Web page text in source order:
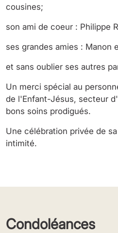
cousines;
son ami de coeur : Philippe
ses grandes amies : Manon
et sans oublier ses autres
Un merci spécial au
de l'Enfant-Jésus, secteur
bons soins prodigués.
Une célébration privée de
intimité.
Condoléances